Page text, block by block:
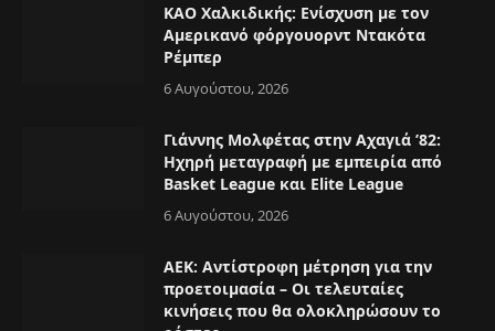
ΚΑΟ Χαλκιδικής: Ενίσχυση με τον
Αμερικανό φόργουορντ Ντακότα
Ρέμπερ
6 Αυγούστου, 2026
Γιάννης Μολφέτας στην Αχαγιά ’82:
Ηχηρή μεταγραφή με εμπειρία από
Basket League και Elite League
6 Αυγούστου, 2026
ΑΕΚ: Αντίστροφη μέτρηση για την
προετοιμασία – Οι τελευταίες
κινήσεις που θα ολοκληρώσουν το